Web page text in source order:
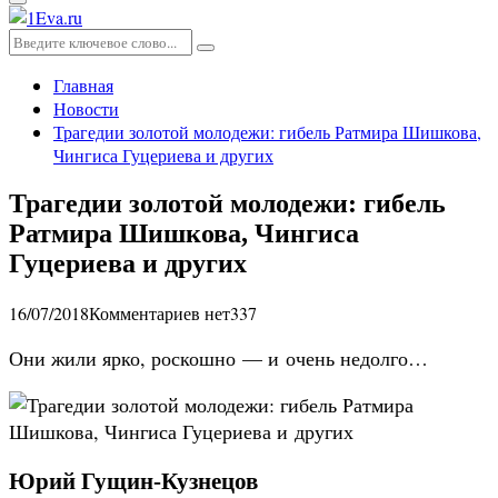
Основное
меню
Искать:
Поиск
Главная
Новости
Трагедии золотой молодежи: гибель Ратмира Шишкова,
Чингиса Гуцериева и других
Трагедии золотой молодежи: гибель
Ратмира Шишкова, Чингиса
Гуцериева и других
16/07/2018Комментариев нет337
Они жили ярко, роскошно — и очень недолго…
Юрий Гущин-Кузнецов